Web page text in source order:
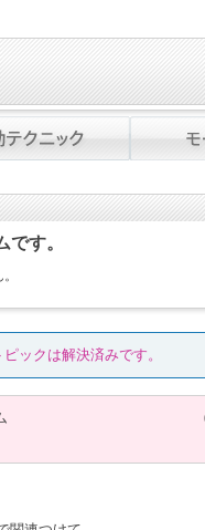
す。
ピックは解決済みです。